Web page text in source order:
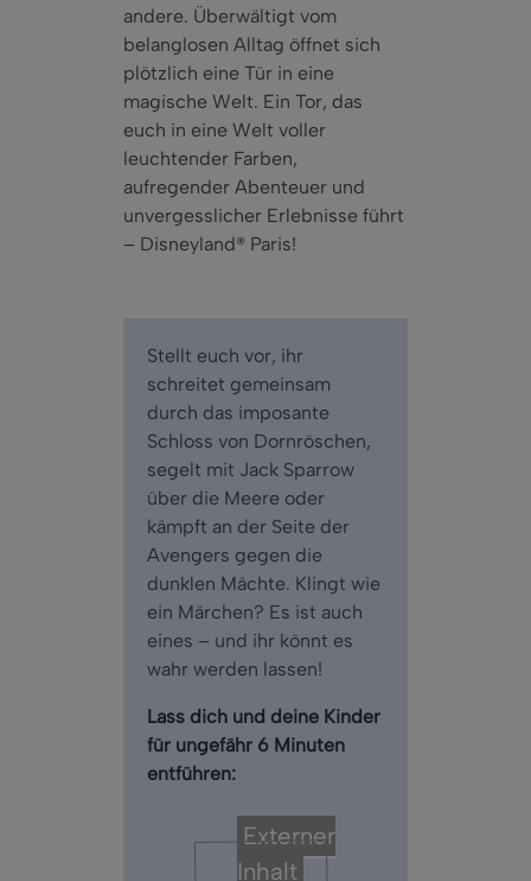
andere. Überwältigt vom
belanglosen Alltag öffnet sich
plötzlich eine Tür in eine
magische Welt. Ein Tor, das
euch in eine Welt voller
leuchtender Farben,
aufregender Abenteuer und
unvergesslicher Erlebnisse führt
– Disneyland® Paris!
Stellt euch vor, ihr
schreitet gemeinsam
durch das imposante
Schloss von Dornröschen,
segelt mit Jack Sparrow
über die Meere oder
kämpft an der Seite der
Avengers gegen die
dunklen Mächte. Klingt wie
ein Märchen? Es ist auch
eines – und ihr könnt es
wahr werden lassen!
Lass dich und deine Kinder
für ungefähr 6 Minuten
entführen:
Externer
Inhalt